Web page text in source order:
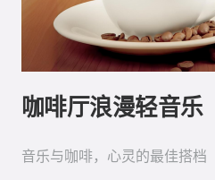
咖啡厅浪漫轻音乐
音乐与咖啡，心灵的最佳搭档